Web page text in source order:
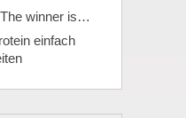
winner is…
einfach